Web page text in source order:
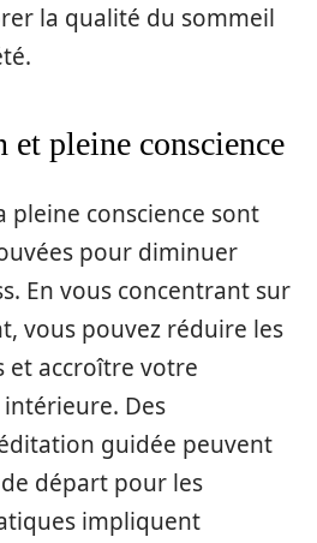
la qualité du sommeil
pleine conscience
pleine conscience sont
pour diminuer
En vous concentrant sur
vous pouvez réduire les
et accroître votre
Des
guidée peuvent
départ pour les
impliquent